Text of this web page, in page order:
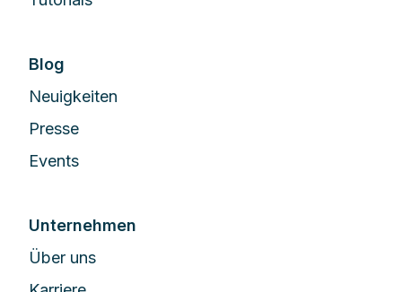
Blog
Neuigkeiten
Presse
Events
Unternehmen
Über uns